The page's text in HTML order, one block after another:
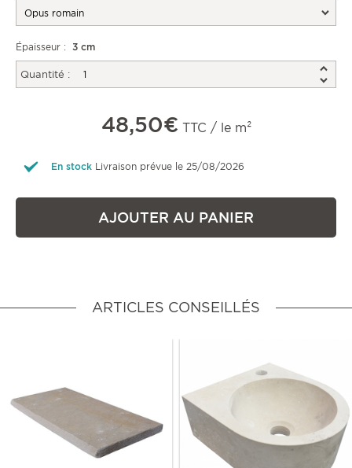
Épaisseur : 3 cm
Quantité :
48,50€ TTC / le m²
En stock Livraison prévue le 25/08/2026
AJOUTER AU PANIER
ARTICLES CONSEILLÉS